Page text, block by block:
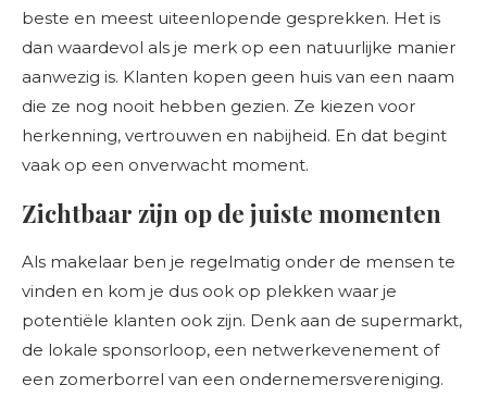
beste en meest uiteenlopende gesprekken. Het is
dan waardevol als je merk op een natuurlijke manier
aanwezig is. Klanten kopen geen huis van een naam
die ze nog nooit hebben gezien. Ze kiezen voor
herkenning, vertrouwen en nabijheid. En dat begint
vaak op een onverwacht moment.
Zichtbaar zijn op de juiste momenten
Als makelaar ben je regelmatig onder de mensen te
vinden en kom je dus ook op plekken waar je
potentiële klanten ook zijn. Denk aan de supermarkt,
de lokale sponsorloop, een netwerkevenement of
een zomerborrel van een ondernemersvereniging.